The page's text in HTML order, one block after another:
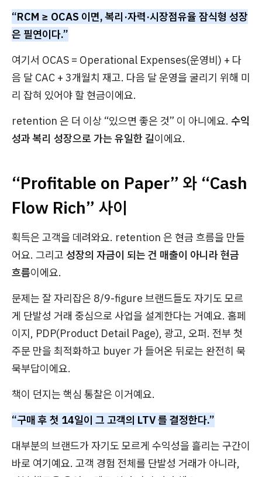
“RCM ≥ OCAS 이면, 복리·자력·시장점유율 잠식형 성장
은 필연이다.”
여기서 OCAS = Operational Expenses(운영비) + 다
음 달 CAC + 3개월치 재고. 다음 달 운영을 굴리기 위해 미
리 잡혀 있어야 할 현금이에요.
retention 은 더 이상 “있으면 좋은 것” 이 아니에요. 수익
성과 복리 성장으로 가는 유일한 길이에요.
“Profitable on Paper” 와 “Cash
Flow Rich” 사이
획득은 고객을 데려와요. retention 은 현금 흐름을 만들
어요. 그리고 성장의 자금이 되는 건 매출이 아니라 현금
흐름이에요.
문제는 잘 자리잡은 8/9-figure 브랜드들도 자기도 모르
게 단발성 거래 중심으로 사업을 설계한다는 거예요. 홈페
이지, PDP(Product Detail Page), 광고, 오퍼. 전부 첫
주문 만을 최적화하고 buyer 가 들어온 뒤로는 완전히 묵
묵부답이에요.
책이 던지는 핵심 통찰은 이거예요.
“구매 후 첫 14일이 그 고객의 LTV 를 결정한다.”
대부분의 브랜드가 자기도 모르게 수익성을 흘리는 구간이
바로 여기예요. 고객 경험 전체를 단발성 거래가 아니라,